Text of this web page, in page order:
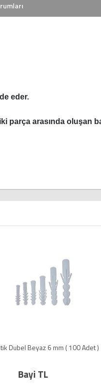
eder.
parça arasında oluşan
)
Yhb Matkap Uçlu Akıllı